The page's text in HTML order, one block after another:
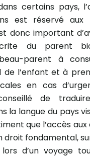
certains pays,
est réservé aux
donc important
du parent
parent à
de l’enfant et à
en cas
de
la langue du pays
que l’accès aux
droit fondamental,
d’un voyage